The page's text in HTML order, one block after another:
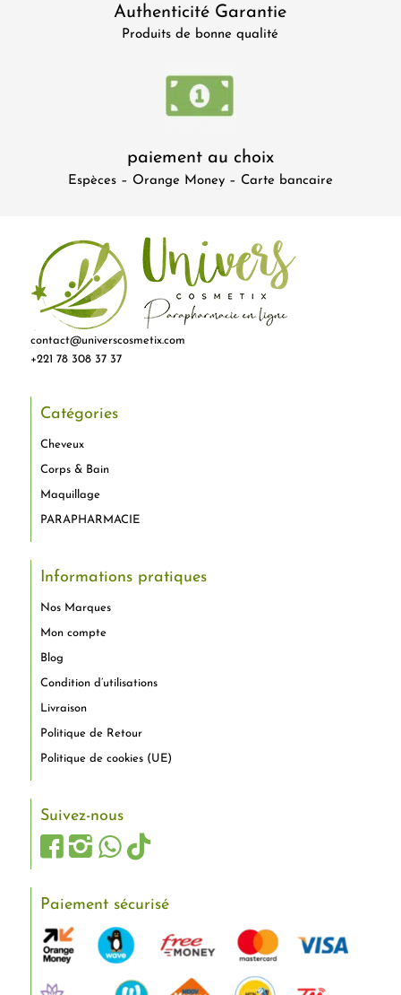
Authenticité Garantie
Produits de bonne qualité
paiement au choix
Espèces – Orange Money – Carte bancaire
contact@universcosmetix.com
+221 78 308 37 37
Catégories
Cheveux
Corps & Bain
Maquillage
PARAPHARMACIE
Informations pratiques
Nos Marques
Mon compte
Blog
Condition d’utilisations
Livraison
Politique de Retour
Politique de cookies (UE)
Suivez-nous
Paiement sécurisé